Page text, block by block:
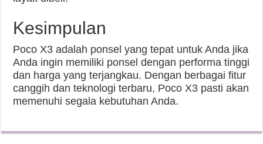
Kesimpulan
Poco X3 adalah ponsel yang tepat untuk Anda jika
Anda ingin memiliki ponsel dengan performa tinggi
dan harga yang terjangkau. Dengan berbagai fitur
canggih dan teknologi terbaru, Poco X3 pasti akan
memenuhi segala kebutuhan Anda.